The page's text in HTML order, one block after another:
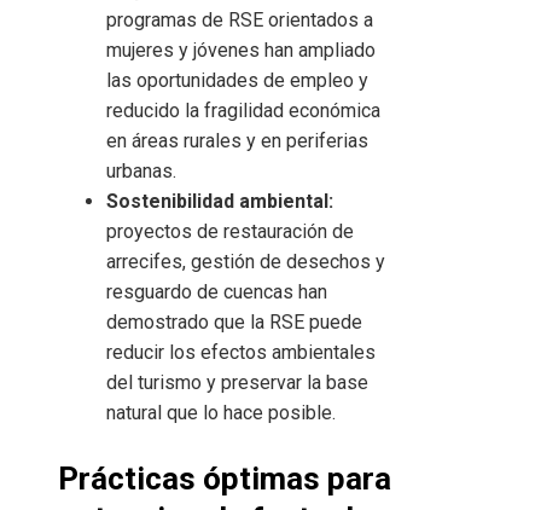
programas de RSE orientados a
mujeres y jóvenes han ampliado
las oportunidades de empleo y
reducido la fragilidad económica
en áreas rurales y en periferias
urbanas.
Sostenibilidad ambiental:
proyectos de restauración de
arrecifes, gestión de desechos y
resguardo de cuencas han
demostrado que la RSE puede
reducir los efectos ambientales
del turismo y preservar la base
natural que lo hace posible.
Prácticas óptimas para